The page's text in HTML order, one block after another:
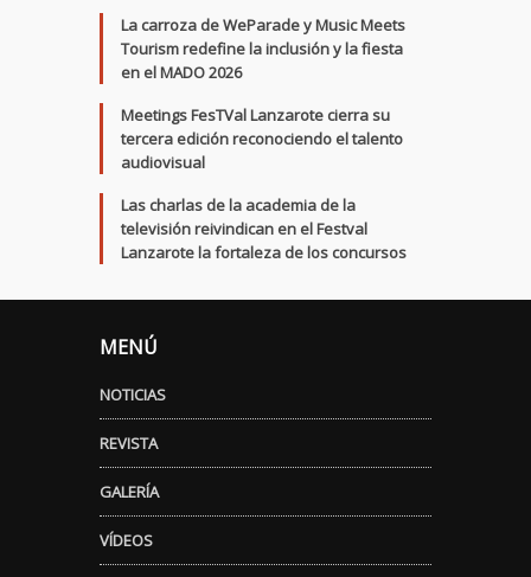
La carroza de WeParade y Music Meets
Tourism redefine la inclusión y la fiesta
en el MADO 2026
Meetings FesTVal Lanzarote cierra su
tercera edición reconociendo el talento
audiovisual
Las charlas de la academia de la
televisión reivindican en el Festval
Lanzarote la fortaleza de los concursos
MENÚ
NOTICIAS
REVISTA
GALERÍA
VÍDEOS